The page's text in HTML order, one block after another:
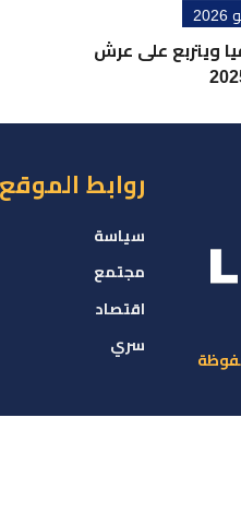
ويتربع على عرش
روابط الموقع
سياسة
مجتمع
اقتصاد
سري